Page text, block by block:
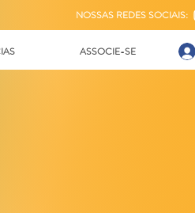
NOSSAS REDES SOCIAIS:
ASSOCIE-SE